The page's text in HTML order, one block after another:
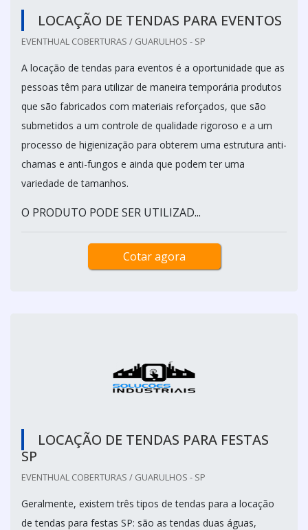
LOCAÇÃO DE TENDAS PARA EVENTOS
EVENTHUAL COBERTURAS / GUARULHOS - SP
A locação de tendas para eventos é a oportunidade que as
pessoas têm para utilizar de maneira temporária produtos
que são fabricados com materiais reforçados, que são
submetidos a um controle de qualidade rigoroso e a um
processo de higienização para obterem uma estrutura anti-
chamas e anti-fungos e ainda que podem ter uma
variedade de tamanhos.
O PRODUTO PODE SER UTILIZAD...
Cotar agora
LOCAÇÃO DE TENDAS PARA FESTAS
SP
EVENTHUAL COBERTURAS / GUARULHOS - SP
Geralmente, existem três tipos de tendas para a locação
de tendas para festas SP: são as tendas duas águas,